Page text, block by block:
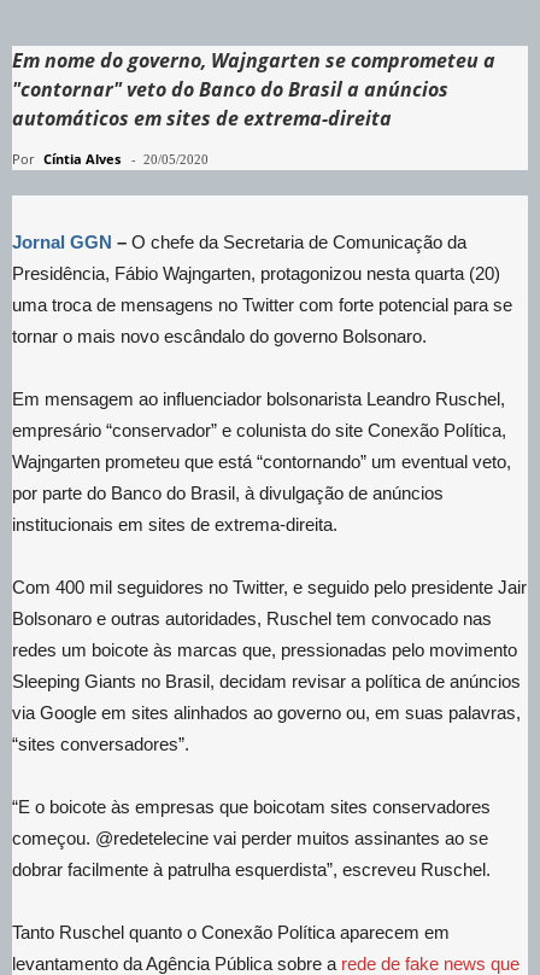
Em nome do governo, Wajngarten se comprometeu a
"contornar" veto do Banco do Brasil a anúncios
automáticos em sites de extrema-direita
Por Cíntia Alves - 20/05/2020
Jornal GGN – O chefe da Secretaria de Comunicação da
Presidência, Fábio Wajngarten, protagonizou nesta quarta (20)
uma troca de mensagens no Twitter com forte potencial para se
tornar o mais novo escândalo do governo Bolsonaro.
Em mensagem ao influenciador bolsonarista Leandro Ruschel,
empresário “conservador” e colunista do site Conexão Política,
Wajngarten prometeu que está “contornando” um eventual veto,
por parte do Banco do Brasil, à divulgação de anúncios
institucionais em sites de extrema-direita.
Com 400 mil seguidores no Twitter, e seguido pelo presidente Jair
Bolsonaro e outras autoridades, Ruschel tem convocado nas
redes um boicote às marcas que, pressionadas pelo movimento
Sleeping Giants no Brasil, decidam revisar a política de anúncios
via Google em sites alinhados ao governo ou, em suas palavras,
“sites conversadores”.
“E o boicote às empresas que boicotam sites conservadores
começou. @redetelecine vai perder muitos assinantes ao se
dobrar facilmente à patrulha esquerdista”, escreveu Ruschel.
Tanto Ruschel quanto o Conexão Política aparecem em
levantamento da Agência Pública sobre a rede de fake news que